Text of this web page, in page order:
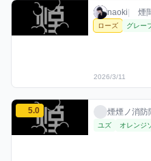
naokiのローズミックスを見
naoki / お
naoki| 煙
利用フレー
ローズ グレー
2026/3/11
煙煙ノ消防隊のローズミッ
5.0 煙煙ノ消防
煙煙ノ消防
利用フレー
ユズ オレンジ
評価